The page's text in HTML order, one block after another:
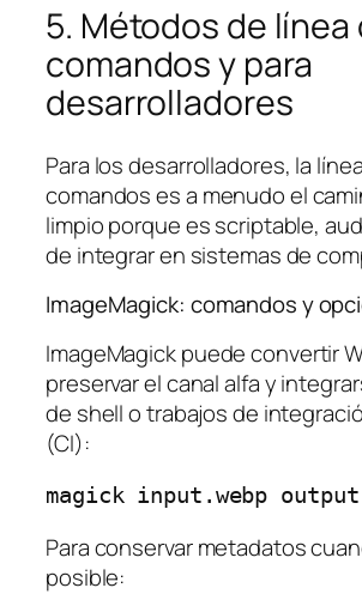
5. Métodos de línea
comandos y para
desarrolladores
Para los desarrolladores, la
comandos es a menudo el
limpio porque es scriptable,
de integrar en sistemas de
ImageMagick: comandos y
ImageMagick puede convertir
preservar el canal alfa y
de shell o trabajos de
(CI):
Para conservar metadatos
posible: